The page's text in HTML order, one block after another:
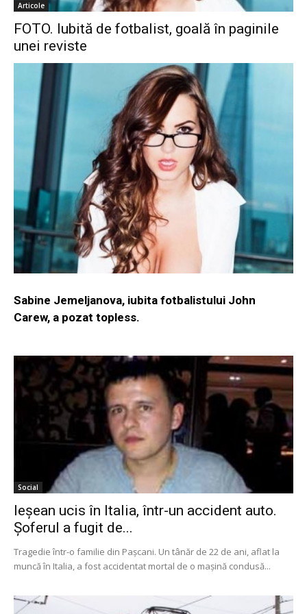
Articole
FOTO. Iubită de fotbalist, goală în paginile
unei reviste
Sabine Jemeljanova, iubita fotbalistului John
Carew, a pozat topless.
Social
Ieşean ucis în Italia, într-un accident auto.
Şoferul a fugit de...
Tragedie într-o familie din Paşcani. Un tânăr de 22 de ani, aflat la
muncă în Italia, a fost accidentat mortal de o maşină condusă...